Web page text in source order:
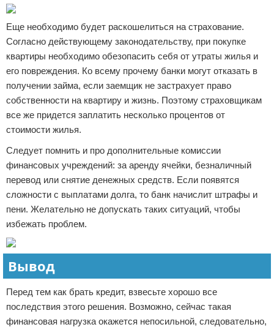
Еще необходимо будет раскошелиться на страхование.
Согласно действующему законодательству, при покупке
квартиры необходимо обезопасить себя от утраты жилья и
его повреждения. Ко всему прочему банки могут отказать в
получении займа, если заемщик не застрахует право
собственности на квартиру и жизнь. Поэтому страховщикам
все же придется заплатить несколько процентов от
стоимости жилья.
Следует помнить и про дополнительные комиссии
финансовых учреждений: за аренду ячейки, безналичный
перевод или снятие денежных средств. Если появятся
сложности с выплатами долга, то банк начислит штрафы и
пени. Желательно не допускать таких ситуаций, чтобы
избежать проблем.
Вывод
Перед тем как брать кредит, взвесьте хорошо все
последствия этого решения. Возможно, сейчас такая
финансовая нагрузка окажется непосильной, следовательно,